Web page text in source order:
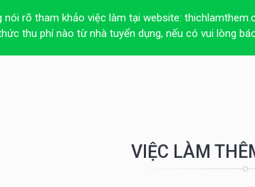
nói rõ tham khảo việc làm tại website:
thu phí nào từ nhà tuyển dụng, nếu có vui lòng
VIỆC LÀM